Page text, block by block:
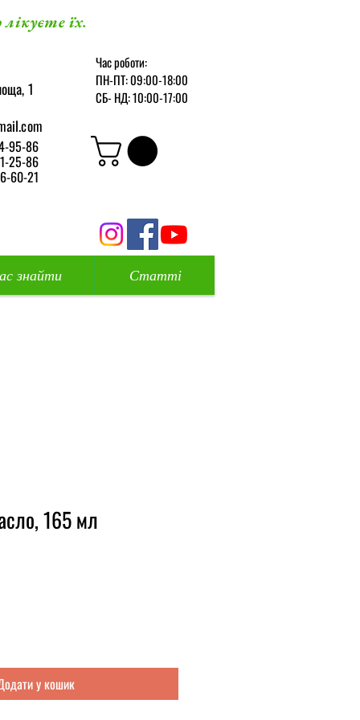
їх.
1
95-86
25-86
60-21
Час роботи:
ПН-ПТ: 09:00-18:00
СБ- НД: 10:00-17:00
знайти Статті
165 мл
у кошик